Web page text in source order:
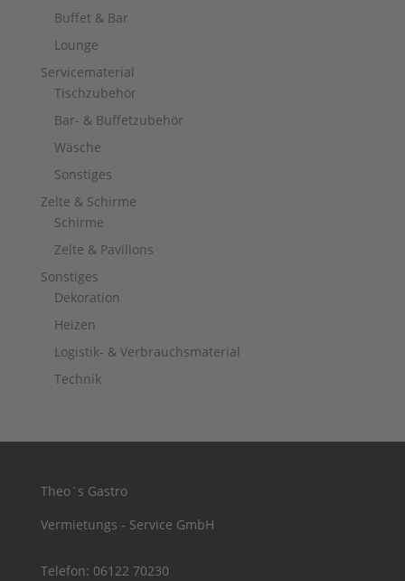
Buffet & Bar
Lounge
Servicematerial
Tischzubehör
Bar- & Buffetzubehör
Wäsche
Sonstiges
Zelte & Schirme
Schirme
Zelte & Pavillons
Sonstiges
Dekoration
Heizen
Logistik- & Verbrauchsmaterial
Technik
Theo´s Gastro
Vermietungs - Service GmbH
Telefon: 06122 70230